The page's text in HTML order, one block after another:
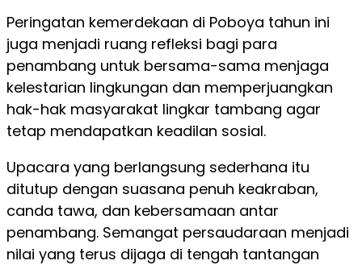
Peringatan kemerdekaan di Poboya tahun ini
juga menjadi ruang refleksi bagi para
penambang untuk bersama-sama menjaga
kelestarian lingkungan dan memperjuangkan
hak-hak masyarakat lingkar tambang agar
tetap mendapatkan keadilan sosial.
Upacara yang berlangsung sederhana itu
ditutup dengan suasana penuh keakraban,
canda tawa, dan kebersamaan antar
penambang. Semangat persaudaraan menjadi
nilai yang terus dijaga di tengah tantangan